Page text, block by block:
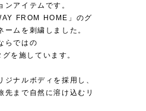
アイテムです。
FROM HOME」のグ
ムを刺繍しました。
らではの
を施しています。
ナルボディを採用し、
先まで自然に溶け込むリ